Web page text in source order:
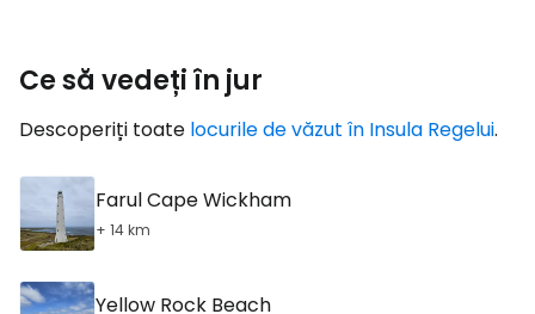
Ce să vedeți în jur
Descoperiți toate locurile de văzut în Insula Regelui.
Farul Cape Wickham
+ 14 km
Yellow Rock Beach